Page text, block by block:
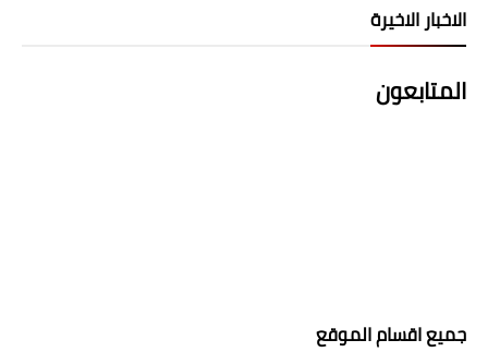
الاخبار الاخيرة
المتابعون
جميع اقسام الموقع